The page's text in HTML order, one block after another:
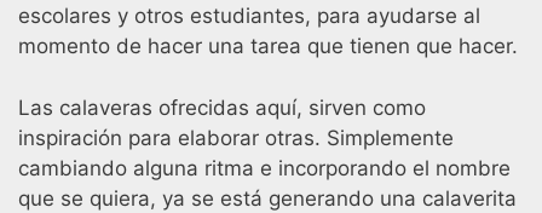
escolares y otros estudiantes, para ayudarse al
momento de hacer una tarea que tienen que hacer.
Las calaveras ofrecidas aquí, sirven como
inspiración para elaborar otras. Simplemente
cambiando alguna ritma e incorporando el nombre
que se quiera, ya se está generando una calaverita